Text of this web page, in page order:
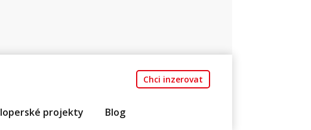
Chci inzerovat
projekty Blog